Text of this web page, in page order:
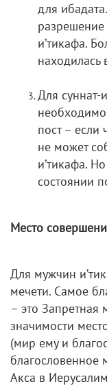
для
и’тикафа.
находилась
Для суннат-
пост – если
не может
и’тикафа.
состоянии
Место
Для мужчин
мечети. Самое
– это Запретная
значимости
(мир ему и
благословенное
Акса в